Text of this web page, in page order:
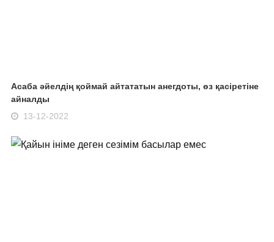
Асаба әйелдің қоймай айтататын анегдоты, өз қасіретіне
айналды
13-12-2022